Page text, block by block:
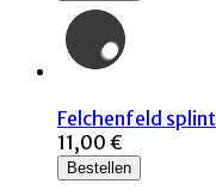
Felchenfeld
11,00 €
Bestellen